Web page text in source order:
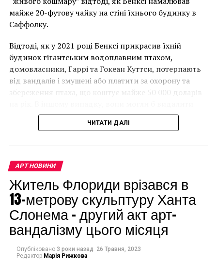
Генри Мур “Стоящая фигура”, 1950
Генри Мур
майже 20-футову чайку на стіні їхнього будинку в
Саффолку.
Відтоді, як у 2021 році Бенксі прикрасив їхній
будинок гігантським водоплавним птахом,
домовласники, Гаррі та Гокеан Куттси, потерпають
від вандалів і змушені або платити за охорону та
збереження птаха, що коштує майже 50 000 доларів
мурал, що може коштувати до чверті мільйона
доларів.
ЧИТАТИ ДАЛІ
АРТ НОВИНИ
Житель Флориди врізався в
13-метрову скульптуру Ханта
Слонема – другий акт арт-
вандалізму цього місяця
Опубліковано 3 роки назад 26 Травня, 2023
Редактор Марія Рижкова